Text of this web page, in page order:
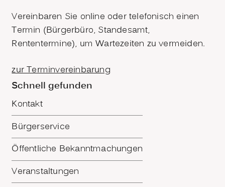
Vereinbaren Sie online oder telefonisch einen
Termin (Bürgerbüro, Standesamt,
Rententermine), um Wartezeiten zu vermeiden.
zur Terminvereinbarung
Schnell gefunden
Kontakt
Bürgerservice
Öffentliche Bekanntmachungen
Veranstaltungen